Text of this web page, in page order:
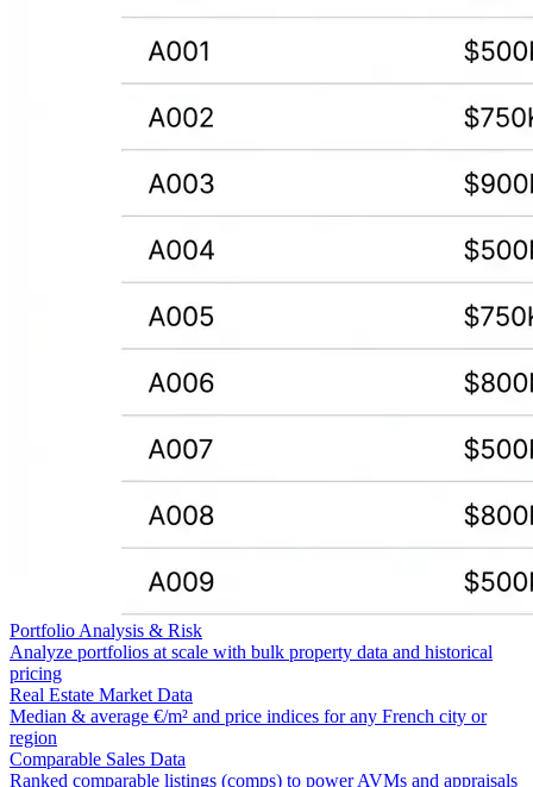
Portfolio Analysis & Risk
Analyze portfolios at scale with bulk property data and historical
pricing
Real Estate Market Data
Median & average €/m² and price indices for any French city or
region
Comparable Sales Data
Ranked comparable listings (comps) to power AVMs and appraisals